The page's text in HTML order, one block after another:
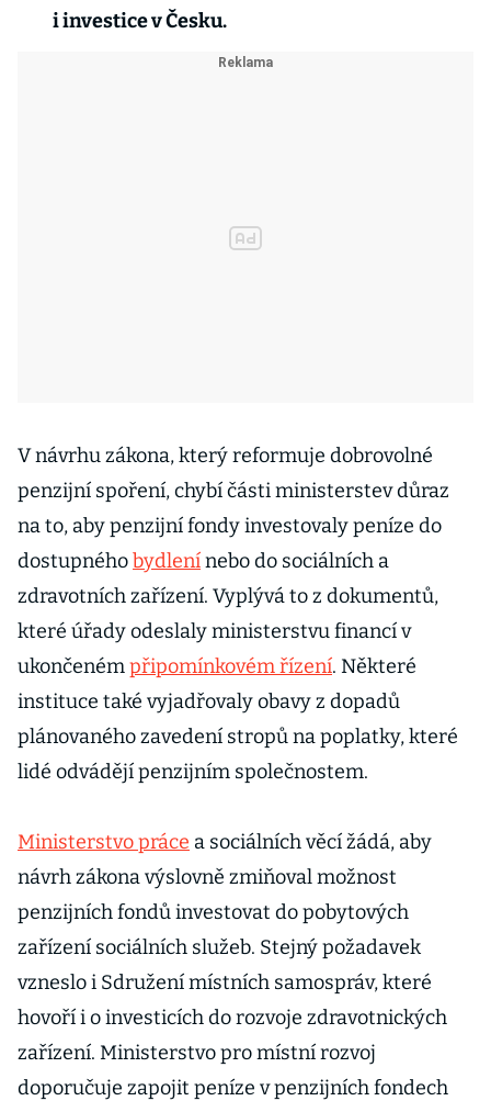
i investice v Česku.
V návrhu zákona, který reformuje dobrovolné
penzijní spoření, chybí části ministerstev důraz
na to, aby penzijní fondy investovaly peníze do
dostupnéhobydlenínebo do sociálních a
zdravotních zařízení. Vyplývá to z dokumentů,
které úřady odeslaly ministerstvu financí v
ukončenémpřipomínkovém řízení. Některé
instituce také vyjadřovaly obavy z dopadů
plánovaného zavedení stropů na poplatky, které
lidé odvádějí penzijním společnostem.
Ministerstvo práce a sociálních věcí žádá, aby
návrh zákona výslovně zmiňoval možnost
penzijních fondů investovat do pobytových
zařízení sociálních služeb. Stejný požadavek
vzneslo i Sdružení místních samospráv, které
hovoří i o investicích do rozvoje zdravotnických
zařízení. Ministerstvo pro místní rozvoj
doporučuje zapojit peníze v penzijních fondech